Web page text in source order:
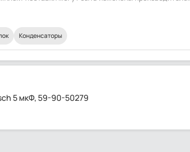
Конденсаторы
5 мкФ, 59-90-50279